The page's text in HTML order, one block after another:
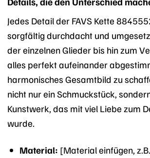
Jedes Detail der FAVS Kette
sorgfältig durchdacht und
der einzelnen Glieder bis hin zum
alles perfekt aufeinander
harmonisches Gesamtbild zu
nicht nur ein Schmuckstück,
Kunstwerk, das mit viel Liebe zum
wurde.
Material: [Material einfügen,